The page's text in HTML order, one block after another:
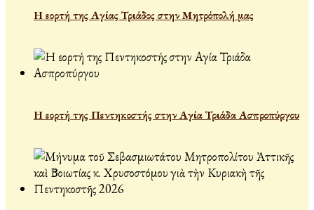
Η εορτή της Αγίας Τριάδος στην Μητρόπολή μας
Η εορτή της Πεντηκοστής στην Αγία Τριάδα Ασπροπύργου